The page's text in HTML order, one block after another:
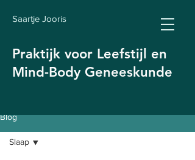
Saartje Jooris
Praktijk voor Leefstijl en
Mind-Body Geneeskunde
Blog
Slaap